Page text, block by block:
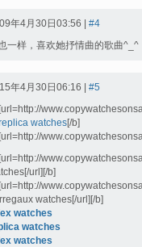
年4月30日03:56 | #4
一样，喜欢她抒情曲的歌曲^_^
年4月30日06:16 | #5
watches[/b]
url][/b]
watches[/url][/b]
watches
watches
watches